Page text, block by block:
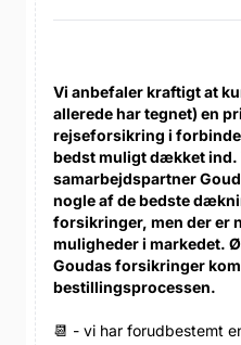
Vi anbefaler kraftigt at
allerede har tegnet) en
rejseforsikring i
bedst muligt dækket ind.
samarbejdspartner
nogle af de bedste
forsikringer, men der er
muligheder i markedet.
Goudas forsikringer
bestillingsprocessen.
📆 - vi har forudbestemt